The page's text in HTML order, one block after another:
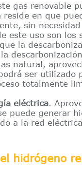
gas renovable
en que
sin
este uso son los
la
natural,
ser utilizado
totalmente
eléctrica.
puede generar
a la red
hidrógeno